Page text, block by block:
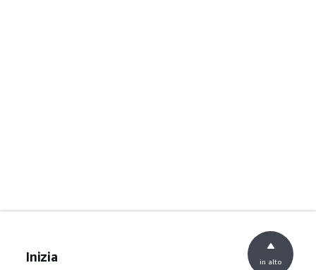
Inizia in alto